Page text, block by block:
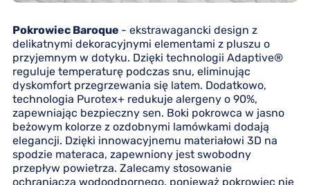
Pokrowiec Baroque - ekstrawagancki design z
delikatnymi dekoracyjnymi elementami z pluszu o
przyjemnym w dotyku. Dzięki technologii Adaptive®
reguluje temperaturę podczas snu, eliminując
dyskomfort przegrzewania się latem. Dodatkowo,
technologia Purotex+ redukuje alergeny o 90%,
zapewniając bezpieczny sen. Boki pokrowca w jasno
beżowym kolorze z ozdobnymi lamówkami dodają
elegancji. Dzięki innowacyjnemu materiałowi 3D na
spodzie materaca, zapewniony jest swobodny
przepływ powietrza. Zalecamy stosowanie
ochraniacza wodoodpornego, ponieważ pokrowiec nie